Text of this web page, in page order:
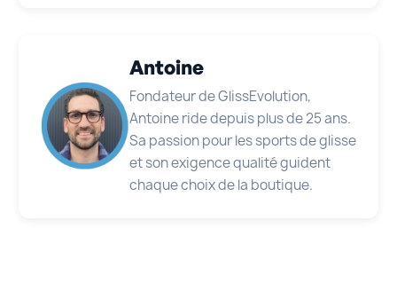
Antoine
Fondateur de GlissEvolution,
Antoine ride depuis plus de 25 ans.
Sa passion pour les sports de glisse
et son exigence qualité guident
chaque choix de la boutique.